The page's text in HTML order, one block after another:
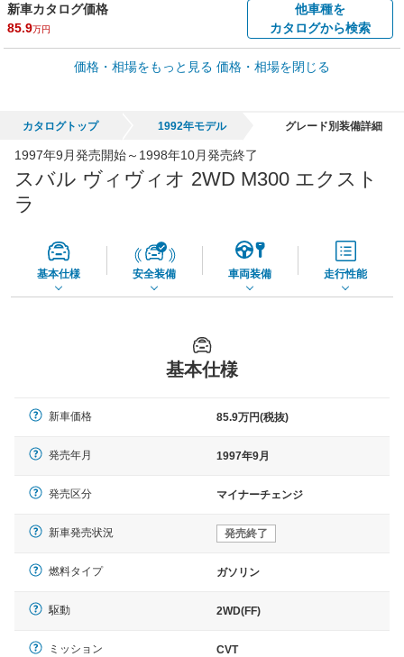
新車カタログ価格
85.9万円
他車種を
カタログから検索
車買取価格 *
車買取相場
45,550円
*当該価格は車種別の価格となります。
価格・相場をもっと見る 価格・相場を閉じる
カタログトップ 1992年モデル グレード別装備詳細
1997年9月発売開始～1998年10月発売終了
スバル ヴィヴィオ 2WD M300 エクスト
ラ
基本仕様 安全装備 車両装備 走行性能
基本仕様
新車価格 85.9万円(税抜)
発売年月 1997年9月
発売区分 マイナーチェンジ
新車発売状況 発売終了
燃料タイプ ガソリン
駆動 2WD(FF)
ミッション CVT